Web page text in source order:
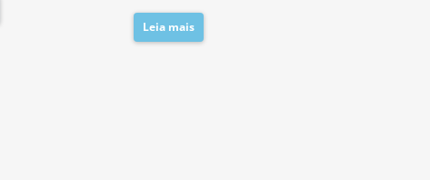
Leia mais